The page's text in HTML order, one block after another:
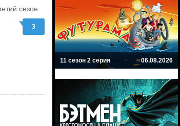
сезон
3
11 сезон 2 серия 06.08.2026